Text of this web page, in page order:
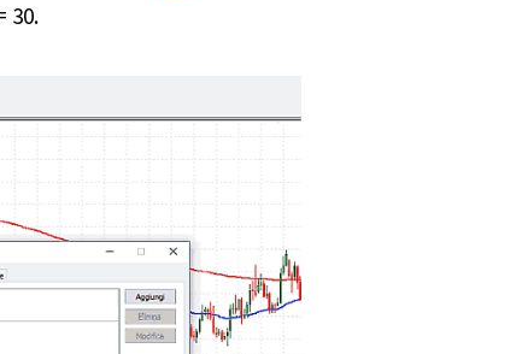
30.